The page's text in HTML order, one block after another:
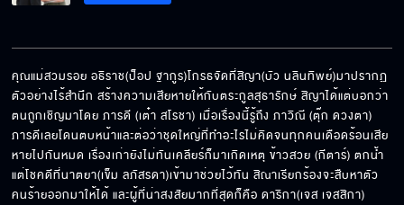
อย่าหลับนะ เดียวจะโดนลักหลับ
คุณแม่สวมรอย อธิราช(ป็อป ฐากูร)โกรธจัดที่สิญา(บัว นลินทิพย์)มาปรากฏ
ตัวอย่างไร้สำนึก สร้างความเสียหายให้กับตระกูลสุธารักษ์ สิญาได้แต่บอกว่า
ตนถูกเชิญมาโดย ภารดี (เต๋า สโรชา) เมื่อเรื่องนี้รู้ถึง ภาวิณี (ตุ๊ก ดวงตา)
ภารดีเลยโดนตบหน้าและต่อว่าชุดใหญ่ที่ทำอะไรไม่คิดจนทุกคนเดือดร้อนเสีย
หายไปกันหมด เรื่องเก่ายังไม่ทันเคลียร์ก็มาเกิดเหตุ ข้าวสวย (กีตาร์) ตกน้ำ
แต่โชคดีที่นาตยา(เข็ม ลภัสรดา)เข้ามาช่วยไว้ทัน สิณาเรียกร้องจะสืบหาตัว
คนร้ายออกมาให้ได้ และผู้ที่น่าสงสัยมากที่สุดก็คือ ดาริกา(เจส เจสสิกา)